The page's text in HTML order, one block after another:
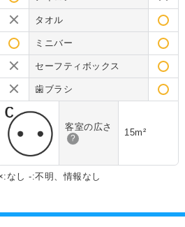
タオル
ミニバー
セーフティボックス
歯ブラシ
客室の広さ
?
15m²
なし -:不明、情報なし